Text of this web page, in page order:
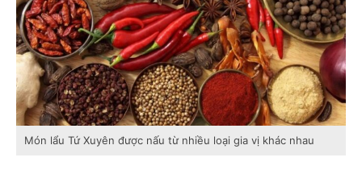
Món lẩu Tứ Xuyên được nấu từ nhiều loại gia vị khác nhau